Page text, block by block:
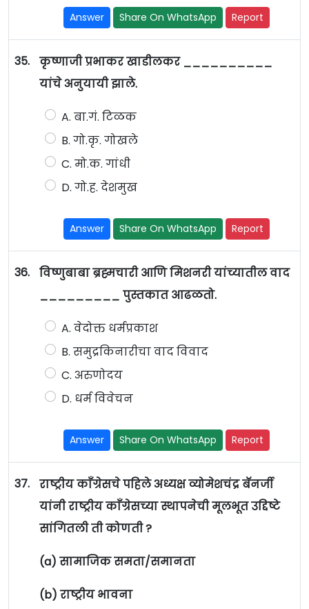
Answer Share On WhatsApp Report
35.
कृष्णाजी प्रभाकर खाडीलकर __________
यांचे अनुयायी झाले.
A. बा.गं. टिळक
B. गो.कृ. गोखले
C. मो.क. गांधी
D. गो.ह. देशमुख
Answer Share On WhatsApp Report
36.
विष्णुबाबा ब्रह्मचारी आणि मिशनरी यांच्यातील वाद
_________ पुस्तकात आढळतो.
A. वेदोक्त धर्मप्रकाश
B. समुद्रकिनारीचा वाद विवाद
C. अरुणोदय
D. धर्म विवेचन
Answer Share On WhatsApp Report
37.
राष्ट्रीय काँग्रेसचे पहिले अध्यक्ष व्योमेशचंद्र बॅनर्जी
यांनी राष्ट्रीय काँग्रेसच्या स्थापनेची मूलभूत उद्दिष्टे
सांगितली ती कोणती ?
(a) सामाजिक समता/समानता
(b) राष्ट्रीय भावना